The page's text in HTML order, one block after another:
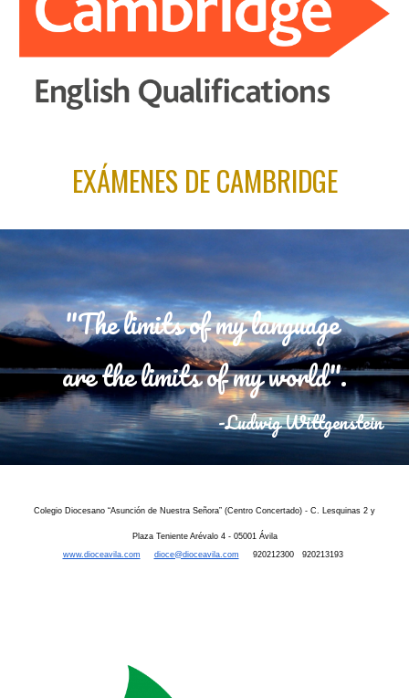
EXÁMENES DE CAMBRIDGE
"The limits of my language
are the limits of my world".
-Ludwig Wittgenstein
Colegio Diocesano “Asunción de Nuestra Señora” (Centro Concertado) - C. Lesquinas 2 y
Plaza Teniente Arévalo 4 - 05001 Ávila
www.dioceavila.com
dioce@dioceavila.com 920212300 920213193